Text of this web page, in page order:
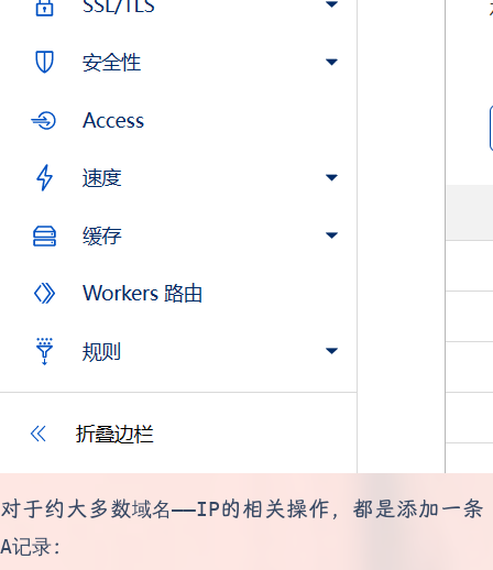
对于约大多数域名——IP的相关操作，都是添加一条
A记录：